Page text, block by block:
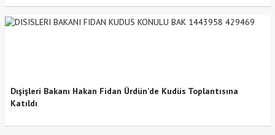
Dışişleri Bakanı Hakan Fidan Ürdün’de Kudüs Toplantısına
Katıldı